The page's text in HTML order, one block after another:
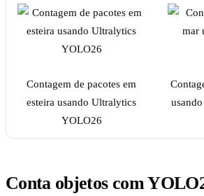
Contagem de pacotes em
esteira usando Ultralytics
YOLO26
Conta objetos com